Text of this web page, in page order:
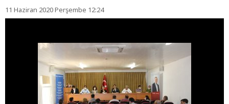
11 Haziran 2020 Perşembe 12:24